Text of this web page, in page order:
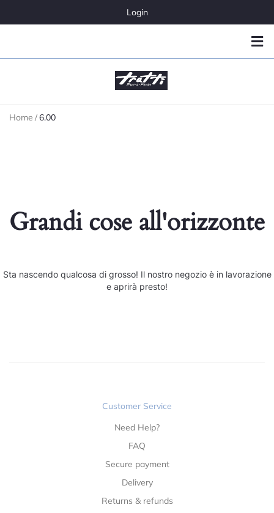
Login
Home /6.00
Grandi cose all'orizzonte
Sta nascendo qualcosa di grosso! Il nostro negozio è in lavorazione
e aprirà presto!
Customer Service
Need Help?
FAQ
Secure payment
Delivery
Returns & refunds